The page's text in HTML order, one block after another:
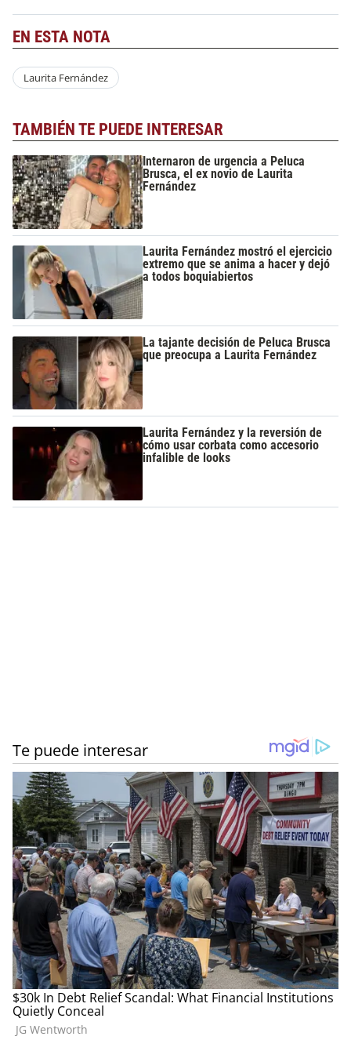
EN ESTA NOTA
Laurita Fernández
TAMBIÉN TE PUEDE INTERESAR
Internaron de urgencia a Peluca
Brusca, el ex novio de Laurita
Fernández
Laurita Fernández mostró el ejercicio
extremo que se anima a hacer y dejó
a todos boquiabiertos
La tajante decisión de Peluca Brusca
que preocupa a Laurita Fernández
Laurita Fernández y la reversión de
cómo usar corbata como accesorio
infalible de looks